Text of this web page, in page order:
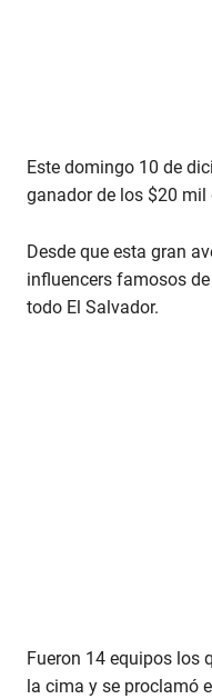
Este domingo 10 de
ganador de los $20 mil
Desde que esta gran
influencers famosos
todo El Salvador.
Fueron 14 equipos los
la cima y se proclamó